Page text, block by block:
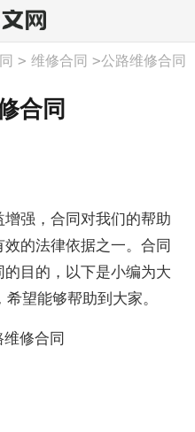
> 维修合同 >公路维修合同
合同
强，合同对我们的帮助
的法律依据之一。合同
目的，以下是小编为大
望能够帮助到大家。